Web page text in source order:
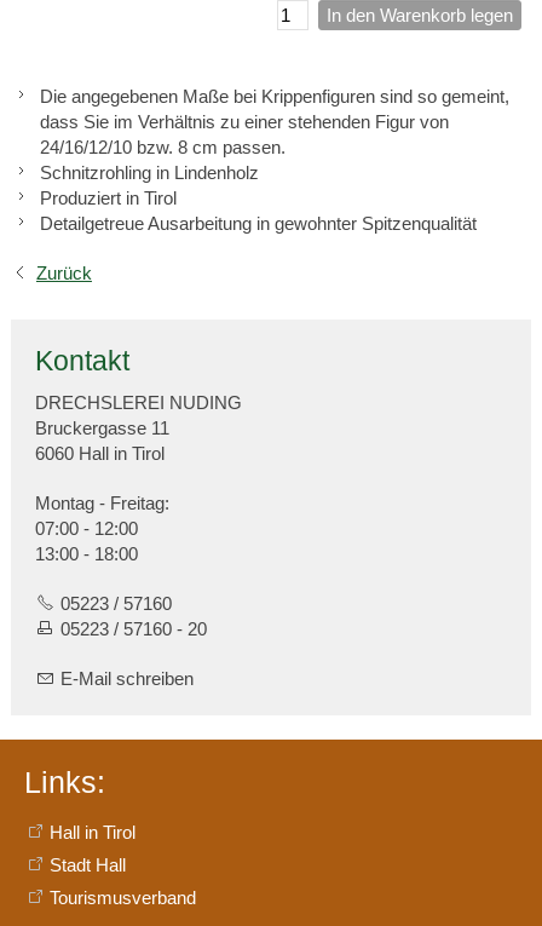
In den Warenkorb legen
Die angegebenen Maße bei Krippenfiguren sind so gemeint,
dass Sie im Verhältnis zu einer stehenden Figur von
24/16/12/10 bzw. 8 cm passen.
Schnitzrohling in Lindenholz
Produziert in Tirol
Detailgetreue Ausarbeitung in gewohnter Spitzenqualität
Zurück
Kontakt
DRECHSLEREI NUDING
Bruckergasse 11
6060 Hall in Tirol
Montag - Freitag:
07:00 - 12:00
13:00 - 18:00
05223 / 57160
05223 / 57160 - 20
E-Mail schreiben
Links:
Hall in Tirol
Stadt Hall
Tourismusverband